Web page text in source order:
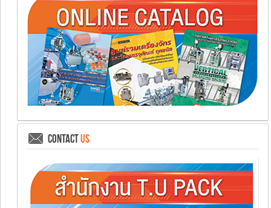
CONTACTUS